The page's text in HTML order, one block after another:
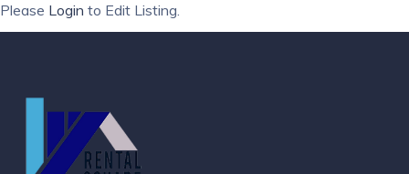
Please Login to Edit Listing.